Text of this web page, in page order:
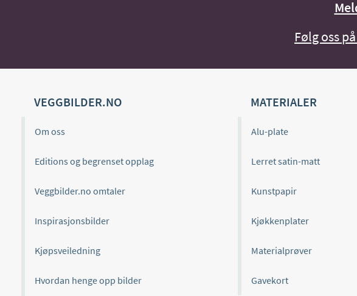
Følg oss
VEGGBILDER.NO
Om oss
Editions og begrenset opplag
Veggbilder.no omtaler
Inspirasjonsbilder
Kjøpsveiledning
Hvordan henge opp bilder
MATERIALER
Alu-plate
Lerret satin-matt
Kunstpapir
Kjøkkenplater
Materialprøver
Gavekort